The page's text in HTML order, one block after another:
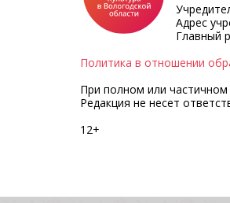
Адрес
Главный
Политика в отношении
При полном или
Редакция не несет
12+